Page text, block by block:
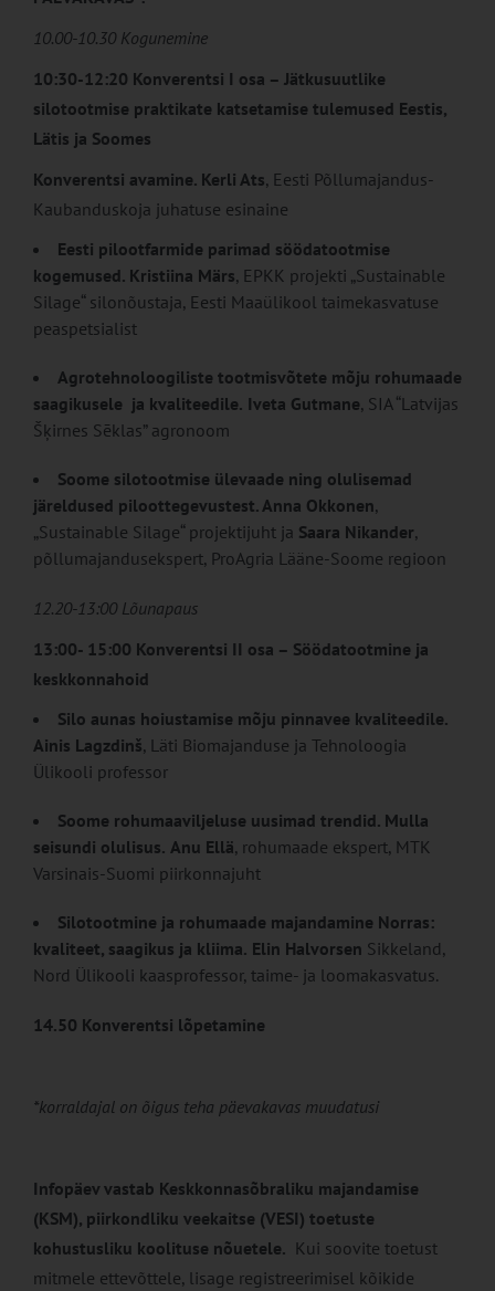
10.00-10.30 Kogunemine
10:30-12:20 Konverentsi I osa – Jätkusuutlike
silotootmise praktikate katsetamise tulemused Eestis,
Lätis ja Soomes
Konverentsi avamine. Kerli Ats, Eesti Põllumajandus-
Kaubanduskoja juhatuse esinaine
Eesti pilootfarmide parimad söödatootmise
kogemused. Kristiina Märs, EPKK projekti „Sustainable
Silage“ silonõustaja, Eesti Maaülikool taimekasvatuse
peaspetsialist
Agrotehnoloogiliste tootmisvõtete mõju rohumaade
saagikusele ja kvaliteedile. Iveta Gutmane, SIA “Latvijas
Šķirnes Sēklas” agronoom
Soome silotootmise ülevaade ning olulisemad
järeldused piloottegevustest.Anna Okkonen,
„Sustainable Silage“ projektijuht ja Saara Nikander,
põllumajandusekspert, ProAgria Lääne-Soome regioon
12.20-13:00 Lõunapaus
13:00- 15:00 Konverentsi II osa – Söödatootmine ja
keskkonnahoid
Silo aunas hoiustamise mõju pinnavee kvaliteedile.
Ainis Lagzdinš, Läti Biomajanduse ja Tehnoloogia
Ülikooli professor
Soome rohumaaviljeluse uusimad trendid. Mulla
seisundi olulisus. Anu Ellä, rohumaade ekspert, MTK
Varsinais-Suomi piirkonnajuht
Silotootmine ja rohumaade majandamine Norras:
kvaliteet, saagikus ja kliima. Elin Halvorsen Sikkeland,
Nord Ülikooli kaasprofessor, taime- ja loomakasvatus.
14.50 Konverentsi lõpetamine
*korraldajal on õigus teha päevakavas muudatusi
Infopäev vastab Keskkonnasõbraliku majandamise
(KSM), piirkondliku veekaitse (VESI) toetuste
kohustusliku koolituse nõuetele. Kui soovite toetust
mitmele ettevõttele, lisage registreerimisel kõikide